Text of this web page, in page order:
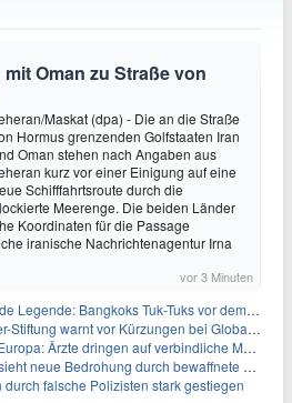
Oman zu Straße von
Maskat (dpa) - Die an die Straße
Hormus grenzenden Golfstaaten Iran
Oman stehen nach Angaben aus
kurz vor einer Einigung auf eine
Schifffahrtsroute durch die
Meerenge. Die beiden Länder
Koordinaten für die Passage
iranische Nachrichtenagentur Irna
vor 3 Minuten
Legende: Bangkoks Tuk-Tuks vor dem Aus?
warnt vor Kürzungen bei Globaler Gesundheit
Ärzte dringen auf verbindliche Maßnahmen
neue Bedrohung durch bewaffnete Drohnen
durch falsche Polizisten stark gestiegen